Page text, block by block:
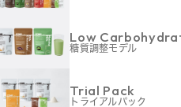
Low
糖質調整モデル
Trial Pack
トライアルパック